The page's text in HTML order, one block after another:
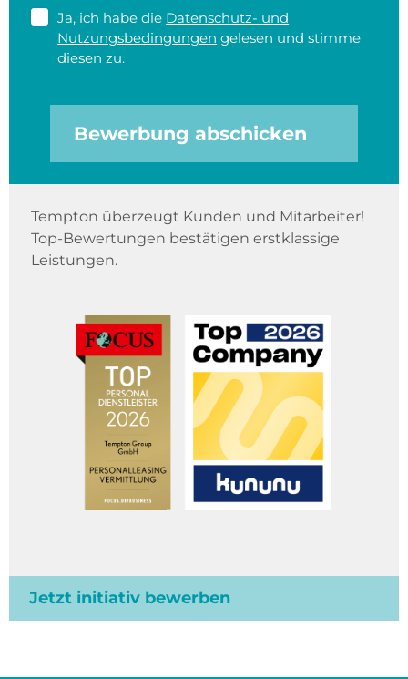
Ja, ich habe die Datenschutz- und
Nutzungsbedingungen gelesen und stimme
diesen zu.
Bewerbung abschicken
Tempton überzeugt Kunden und Mitarbeiter!
Top-Bewertungen bestätigen erstklassige
Leistungen.
Jetzt initiativ bewerben